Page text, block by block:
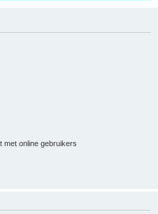
met online gebruikers